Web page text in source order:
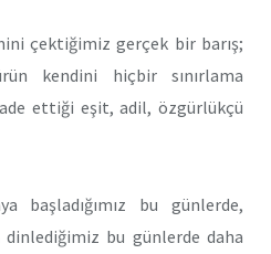
çektiğimiz gerçek bir barış;
kendini hiçbir sınırlama
ettiği eşit, adil, özgürlükçü
başladığımız bu günlerde,
dinlediğimiz bu günlerde daha